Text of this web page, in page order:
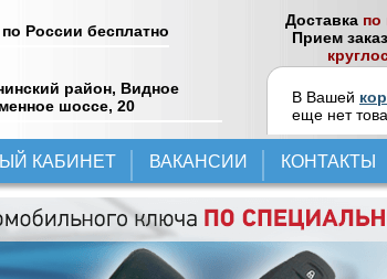
России бесплатно
район, Видное
шоссе, 20
Доставка по
Прием
В Вашей
еще нет
КАБИНЕТ ВАКАНСИИ КОНТАКТЫ